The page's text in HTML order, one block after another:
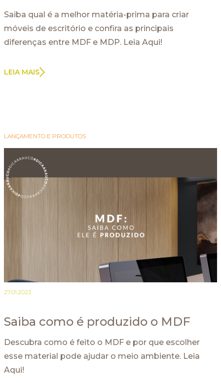
Saiba qual é a melhor matéria-prima para criar
móveis de escritório e confira as principais
diferenças entre MDF e MDP. Leia Aqui!
LEIA MAIS
LANÇAMENTO E PRODUTOS
27.01.2023
Saiba como é produzido o MDF
Descubra como é feito o MDF e por que escolher
esse material pode ajudar o meio ambiente. Leia
Aqui!